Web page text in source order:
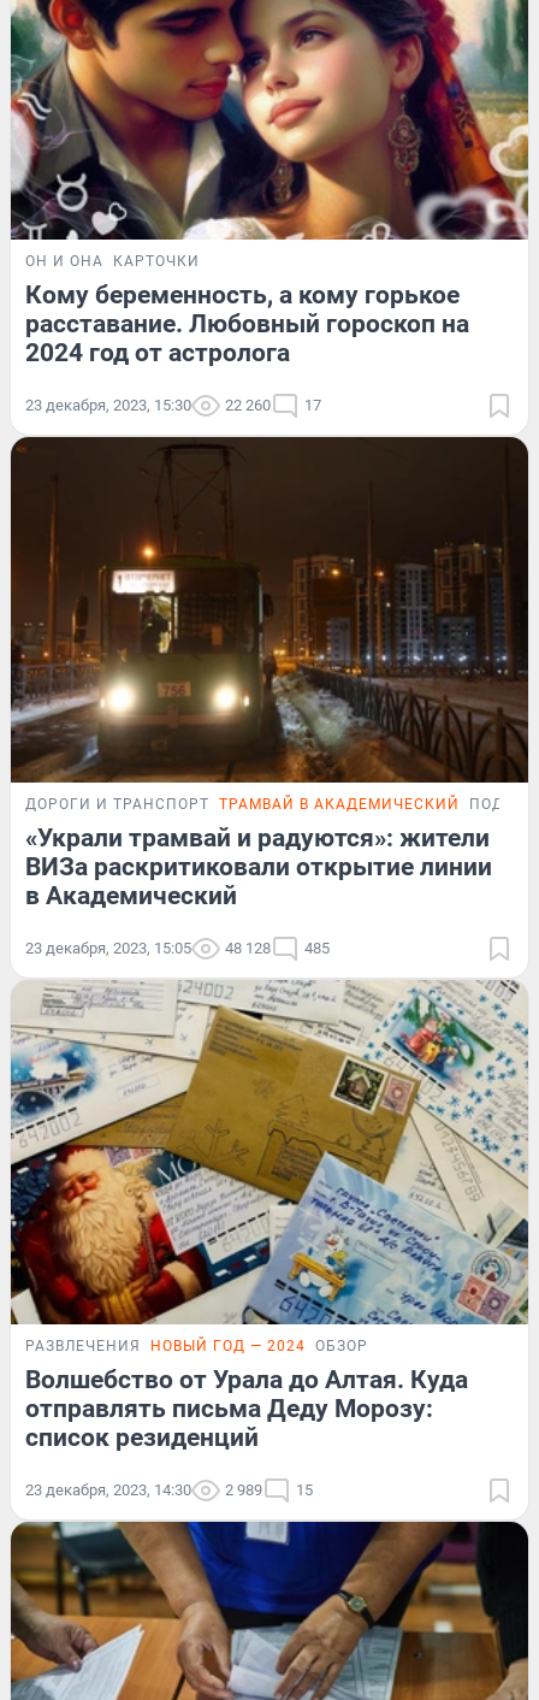
ОН И ОНА КАРТОЧКИ
Кому беременность, а кому горькое
расставание. Любовный гороскоп на
2024 год от астролога
23 декабря, 2023, 15:30 22 260 17
ДОРОГИ И ТРАНСПОРТ ТРАМВАЙ В АКАДЕМИЧЕСКИЙ
«Украли трамвай и радуются»: жители
ВИЗа раскритиковали открытие линии
в Академический
23 декабря, 2023, 15:05 48 128 485
РАЗВЛЕЧЕНИЯ НОВЫЙ ГОД — 2024 ОБЗОР
Волшебство от Урала до Алтая. Куда
отправлять письма Деду Морозу:
список резиденций
23 декабря, 2023, 14:30 2 989 15